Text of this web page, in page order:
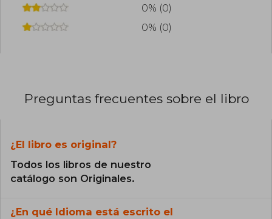
0% (0)
0% (0)
Preguntas frecuentes sobre el libro
¿El libro es original?
Todos los libros de nuestro
catálogo son Originales.
¿En qué Idioma está escrito el